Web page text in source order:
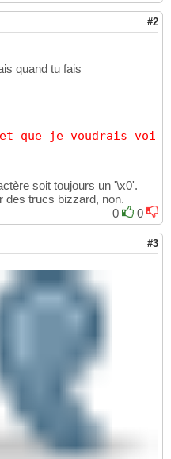
#2
quand tu fais
que je voudrais
soit toujours un '\x0'.
des trucs bizzard, non.
0
0
#3